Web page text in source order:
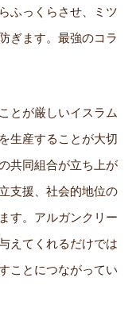
ふっくらさせ、ミツ
ぎます。最強のコラ
とが厳しいイスラム
生産することが大切
共同組合が立ち上が
支援、社会的地位の
す。アルガンクリー
えてくれるだけでは
ことにつながってい